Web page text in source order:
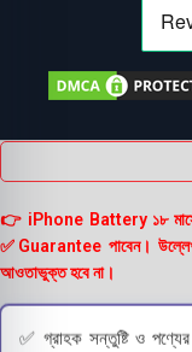
👉 iPhone Battery ১৮
✅Guarantee পাবেন। উল্লেখ্য,
আওতাভুক্ত হবে না।
✅ গ্রাহক সন্তুষ্টি ও